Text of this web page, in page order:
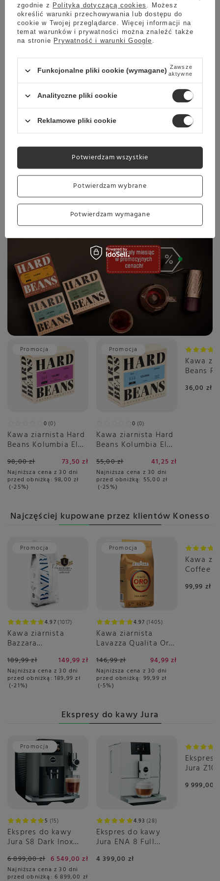
OUTLET KONESSO HERBATY
Promocja
0 0
Kawa ziarnista Hard
Beans Kolumbia El
Natural Anaerobic
200g
98,00 zł 73,50 zł
Najniższa cena z 30 dni
przed obniżką: 98,00 zł
-25%
Promocja
0 0
Kawa ziarnista Hard
Beans Kolumbia El
250g -
bezkofeinowa
55,00 zł 41,25 zł
Najniższa cena z 30 dni
przed obniżką: 55,00 zł
-25%
Kawa
Beans
36,00 zł
Najczęściej kupowane przez klientów Konesso
Promocja
4.97 1017
Kawa ziarnista
Bazzara
189,99 zł 149,99 zł
Najniższa cena z 30 dni
przed obniżką: 189,99 zł
-21%
Promocja
4.97 1405
Kawa ziarnista
Lavazza Qualita Oro
146,99 zł 94,99 zł
Najniższa cena z 30 dni
przed obniżką: 99,99 zł
-5%
Nasz
Kawa
Coffee
99,99 zł
Ekspresy do kawy Jura
Promocja
5 15
Ekspres do kawy
Jura S8 Dark Inox
6 899,00 zł 6 549,00 zł
Najniższa cena z 30 dni
przed obniżką: 6 899,00 zł
4.93 28
Ekspres do kawy
Jura ENA 8 Full
4 399,00 zł
Ekspres
Jura
9 999,00
zgodnie z Polityką dotyczącą cookies . Możesz
określić warunki przechowywania lub dostępu do
cookie w Twojej przeglądarce. Więcej informacji na
temat warunków i prywatności można znaleźć także
na stronie Prywatność i warunki Google .
Funkcjonalne pliki cookie (wymagane) Zawsze
aktywne
Analityczne pliki cookie
Reklamowe pliki cookie
Potwierdzam wybrane
Potwierdzam wymagane
Potwierdzam wszystkie